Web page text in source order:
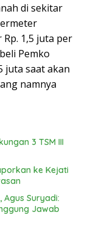
di sekitar
1,5 juta per
Pemko
juta saat akan
namnya
3 TSM III
ke Kejati
Agus Suryadi:
Jawab